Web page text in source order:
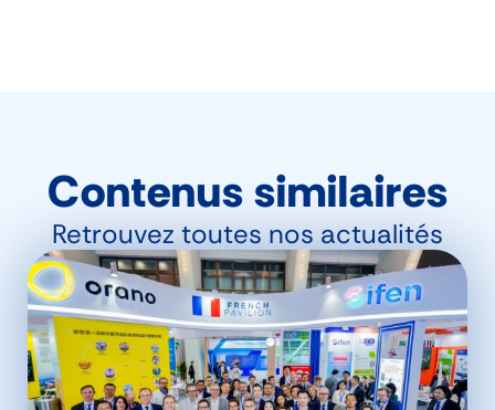
Contenus similaires
Retrouvez toutes nos actualités